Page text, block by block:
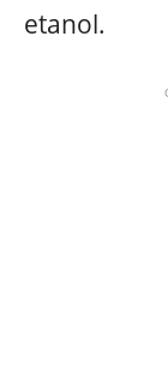
etanol.